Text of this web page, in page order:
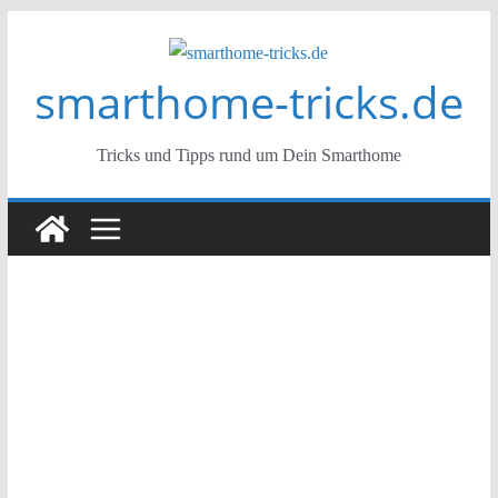
smarthome-tricks.de
Tricks und Tipps rund um Dein Smarthome